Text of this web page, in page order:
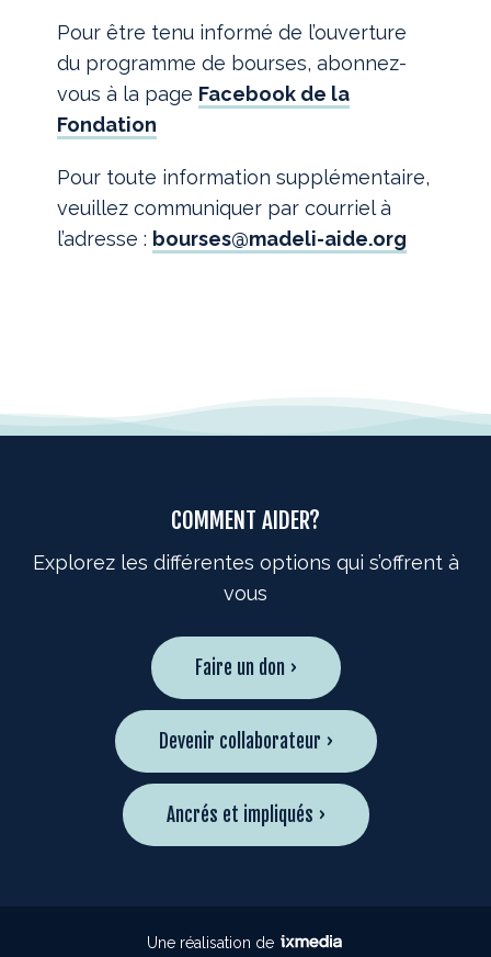
Pour être tenu informé de l’ouverture
du programme de bourses, abonnez-
vous à la page Facebook de la
Fondation
Pour toute information supplémentaire,
veuillez communiquer par courriel à
l’adresse : bourses@madeli-aide.org
COMMENT AIDER?
Explorez les différentes options qui s’offrent à
vous
Faire un don ›
Devenir collaborateur ›
Ancrés et impliqués ›
Une réalisation de